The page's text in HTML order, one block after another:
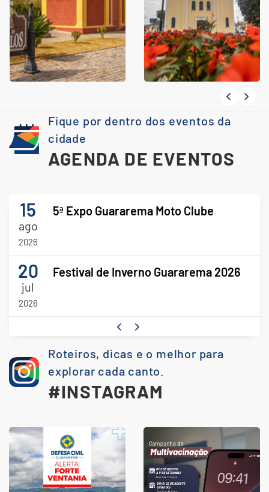
Fique por dentro dos eventos da
cidade
AGENDA DE EVENTOS
15
ago
2026
5ª Expo Guararema Moto Clube
20
jul
2026
Festival de Inverno Guararema 2026
Roteiros, dicas e o melhor para
explorar cada canto.
#INSTAGRAM